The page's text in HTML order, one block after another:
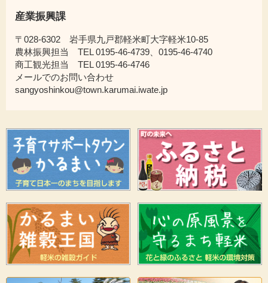
産業振興課
〒028-6302 岩手県九戸郡軽米町大字軽米10-85
農林振興担当 TEL 0195-46-4739、0195-46-4740
商工観光担当 TEL 0195-46-4746
メールでのお問い合わせ
sangyoshinkou@town.karumai.iwate.jp